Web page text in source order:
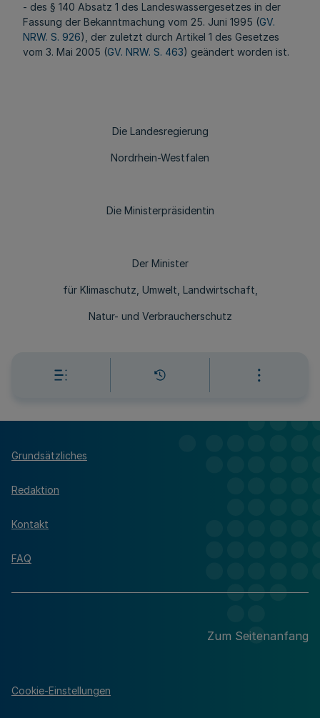
- des § 140 Absatz 1 des Landeswassergesetzes in der
Fassung der Bekanntmachung vom 25. Juni 1995 (GV.
NRW. S. 926), der zuletzt durch Artikel 1 des Gesetzes
vom 3. Mai 2005 (GV. NRW. S. 463) geändert worden ist.
Die Landesregierung
Nordrhein-Westfalen
Die Ministerpräsidentin
Der Minister
für Klimaschutz, Umwelt, Landwirtschaft,
Natur- und Verbraucherschutz
Grundsätzliches
Redaktion
Kontakt
FAQ
Zum Seitenanfang
Cookie-Einstellungen